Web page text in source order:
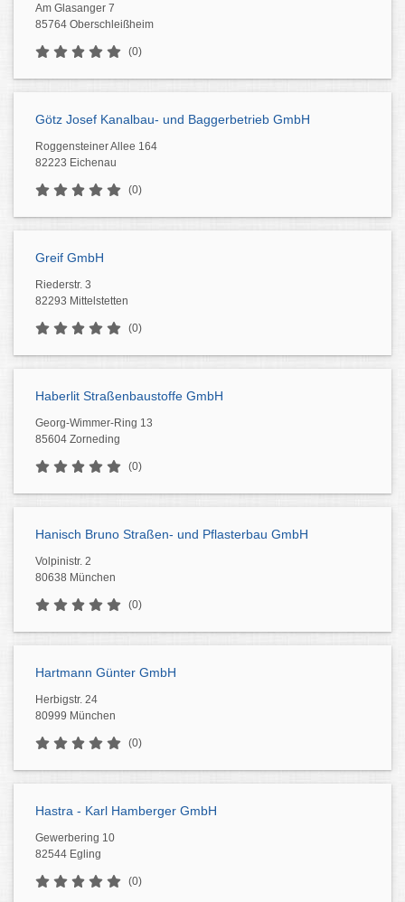
Am Glasanger 7
85764 Oberschleißheim
(0)
Götz Josef Kanalbau- und Baggerbetrieb GmbH
Roggensteiner Allee 164
82223 Eichenau
(0)
Greif GmbH
Riederstr. 3
82293 Mittelstetten
(0)
Haberlit Straßenbaustoffe GmbH
Georg-Wimmer-Ring 13
85604 Zorneding
(0)
Hanisch Bruno Straßen- und Pflasterbau GmbH
Volpinistr. 2
80638 München
(0)
Hartmann Günter GmbH
Herbigstr. 24
80999 München
(0)
Hastra - Karl Hamberger GmbH
Gewerbering 10
82544 Egling
(0)